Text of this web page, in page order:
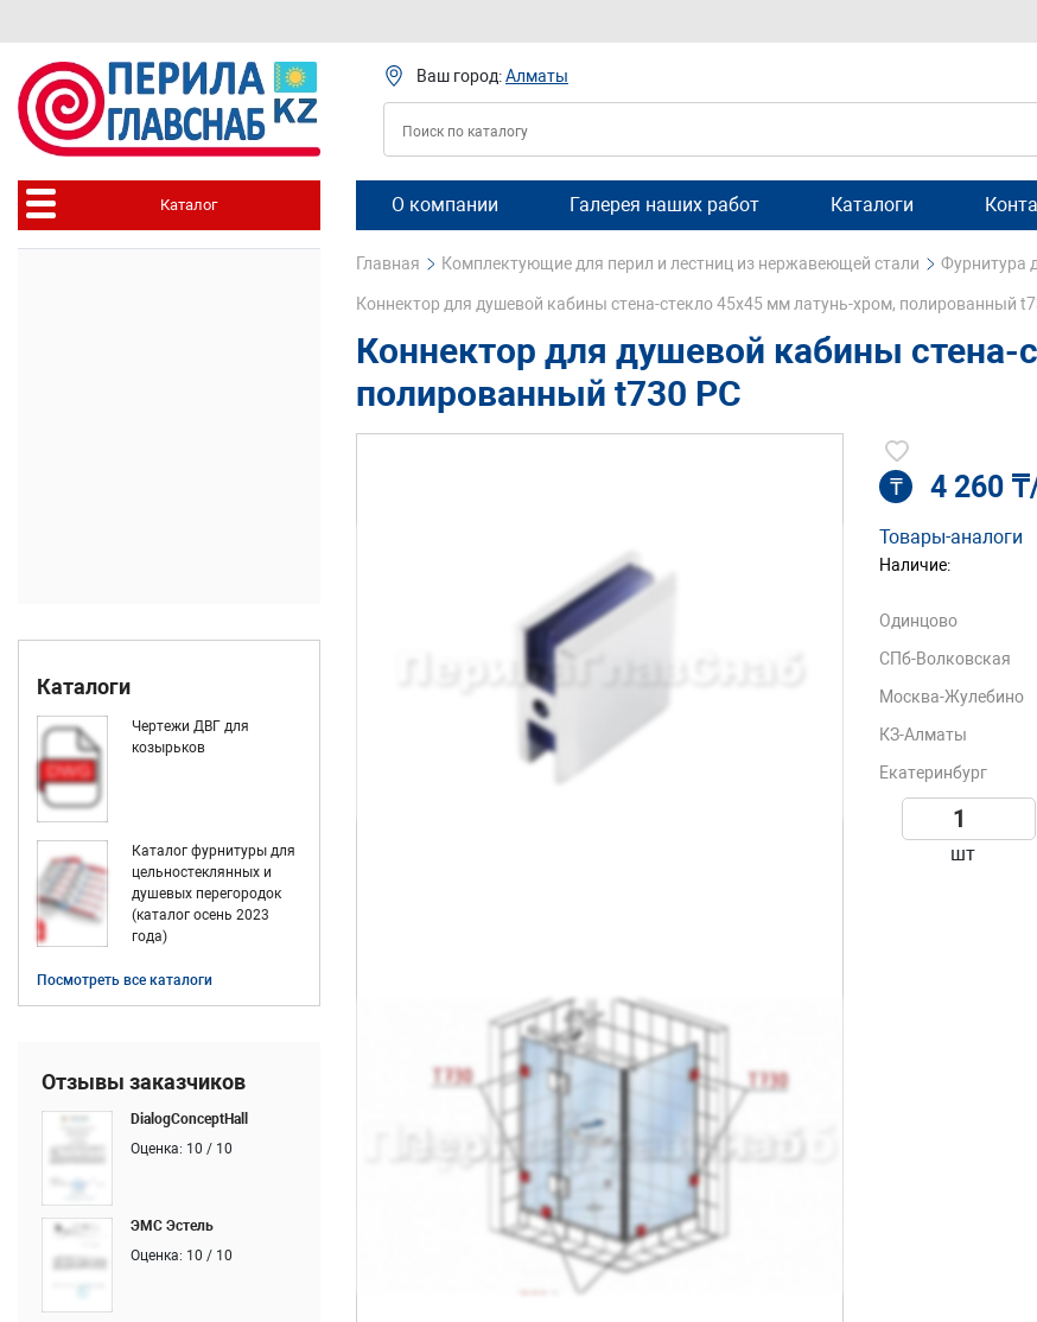
Ваш город:Алматы
Каталог
Каталоги
Чертежи ДВГ для
козырьков
Каталог фурнитуры для
цельностеклянных и
душевых перегородок
(каталог осень 2023
года)
Посмотреть все каталоги
Отзывы заказчиков
DialogConceptHall
Оценка: 10 / 10
ЭМС Эстель
Оценка: 10 / 10
О компании Галерея наших работ Каталоги
Главная Комплектующие для перил и лестниц из нержавеющей стали Фурнитура
Коннектор для душевой кабины стена-стекло 45х45 мм латунь-хром, полированный
Коннектор для душевой кабины стена-
полированный t730 PC
₸ 4 260
Товары-аналоги
Наличие:
Одинцово
СПб-Волковская
Москва-Жулебино
КЗ-Алматы
Екатеринбург
шт